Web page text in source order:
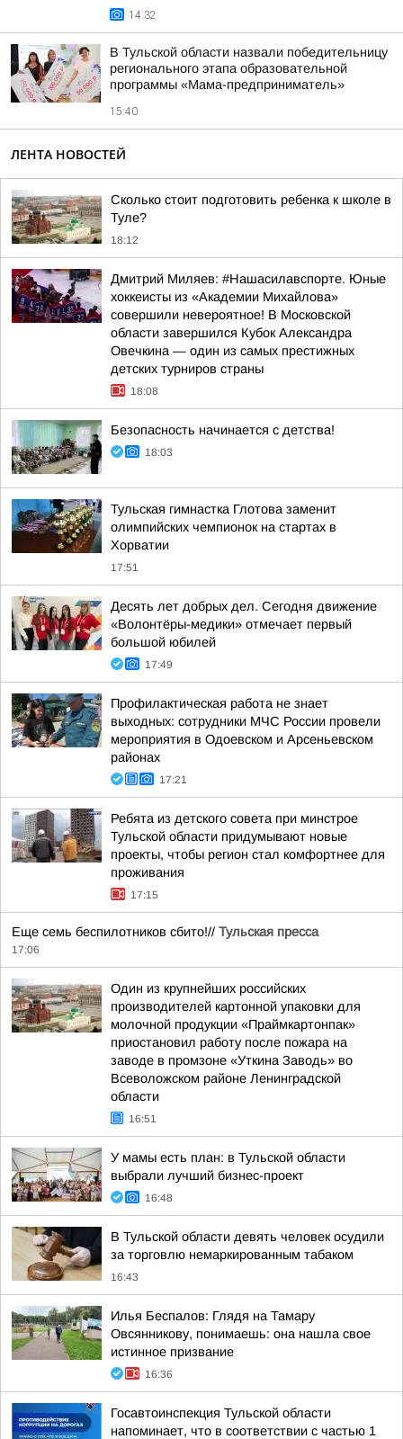
14:32
В Тульской области назвали победительницу
регионального этапа образовательной
программы «Мама-предприниматель»
15:40
ЛЕНТА НОВОСТЕЙ
Сколько стоит подготовить ребенка к школе в
Туле?
18:12
Дмитрий Миляев: #Нашасилавспорте. Юные
хоккеисты из «Академии Михайлова»
совершили невероятное! В Московской
области завершился Кубок Александра
Овечкина — один из самых престижных
детских турниров страны
18:08
Безопасность начинается с детства!
18:03
Тульская гимнастка Глотова заменит
олимпийских чемпионок на стартах в
Хорватии
17:51
Десять лет добрых дел. Сегодня движение
«Волонтёры-медики» отмечает первый
большой юбилей
17:49
Профилактическая работа не знает
выходных: сотрудники МЧС России провели
мероприятия в Одоевском и Арсеньевском
районах
17:21
Ребята из детского совета при минстрое
Тульской области придумывают новые
проекты, чтобы регион стал комфортнее для
проживания
17:15
Еще семь беспилотников сбито!// Тульская пресса
17:06
Один из крупнейших российских
производителей картонной упаковки для
молочной продукции «Праймкартонпак»
приостановил работу после пожара на
заводе в промзоне «Уткина Заводь» во
Всеволожском районе Ленинградской
области
16:51
У мамы есть план: в Тульской области
выбрали лучший бизнес-проект
16:48
В Тульской области девять человек осудили
за торговлю немаркированным табаком
16:43
Илья Беспалов: Глядя на Тамару
Овсянникову, понимаешь: она нашла свое
истинное призвание
16:36
Госавтоинспекция Тульской области
напоминает, что в соответствии с частью 1